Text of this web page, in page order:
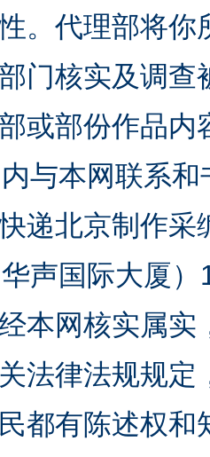
。代理部将
门核实及调
或部份作品
与本网联系
递北京制作
声国际大厦
本网核实属
法律法规规
都有陈述权